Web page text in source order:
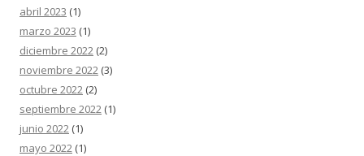
abril 2023 (1)
marzo 2023 (1)
diciembre 2022 (2)
noviembre 2022 (3)
octubre 2022 (2)
septiembre 2022 (1)
junio 2022 (1)
mayo 2022 (1)